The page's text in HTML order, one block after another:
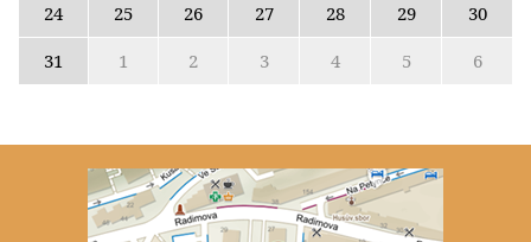
24
25 26 27 28 29
30
31
1 2 3 4 5 6